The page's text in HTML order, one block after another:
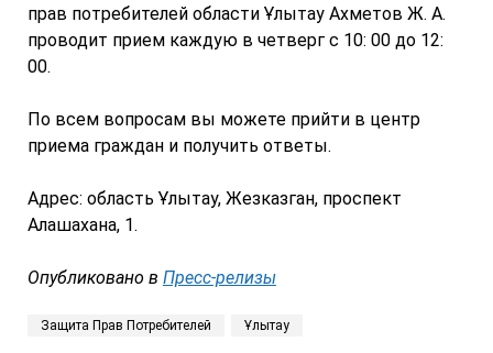
прав потребителей области Ұлытау Ахметов Ж. А.
проводит прием каждую в четверг с 10: 00 до 12:
00.
По всем вопросам вы можете прийти в центр
приема граждан и получить ответы.
Адрес: область Ұлытау, Жезказган, проспект
Алашахана, 1.
Опубликовано в Пресс-релизы
Защита Прав Потребителей Ұлытау